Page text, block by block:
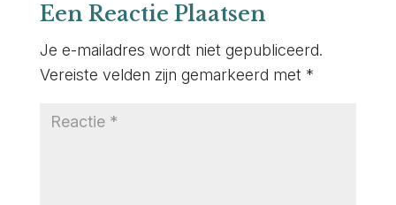
Een Reactie Plaatsen
Je e-mailadres wordt niet gepubliceerd.
Vereiste velden zijn gemarkeerd met *